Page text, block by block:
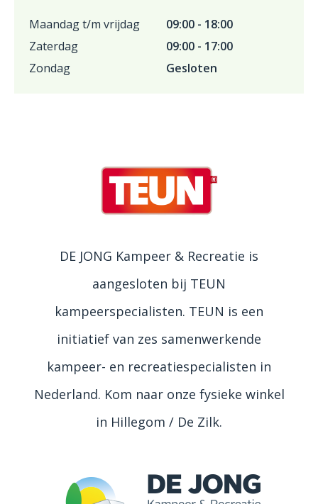
Maandag t/m vrijdag
09:00 - 18:00
Zaterdag
09:00 - 17:00
Zondag
Gesloten
DE JONG Kampeer & Recreatie is
aangesloten bij TEUN
kampeerspecialisten. TEUN is een
initiatief van zes samenwerkende
kampeer- en recreatiespecialisten in
Nederland. Kom naar onze fysieke winkel
in Hillegom / De Zilk.